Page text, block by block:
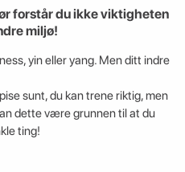
forstår du ikke viktigheten
miljø!
yin eller yang. Men ditt indre
sunt, du kan trene riktig, men
dette være grunnen til at du
ting!